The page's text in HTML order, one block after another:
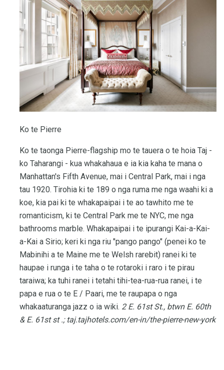
Ko te Pierre
Ko te taonga Pierre-flagship mo te tauera o te hoia Taj -
ko Taharangi - kua whakahaua e ia kia kaha te mana o
Manhattan's Fifth Avenue, mai i Central Park, mai i nga
tau 1920. Tirohia ki te 189 o nga ruma me nga waahi ki a
koe, kia pai ki te whakapaipai i te ao tawhito me te
romanticism, ki te Central Park me te NYC, me nga
bathrooms marble. Whakapaipai i te ipurangi Kai-a-Kai-
a-Kai a Sirio; keri ki nga riu "pango pango" (penei ko te
Mabinihi a te Maine me te Welsh rarebit) ranei ki te
haupae i runga i te taha o te rotaroki i raro i te pirau
taraiwa; ka tuhi ranei i tetahi tihi-tea-rua-rua ranei, i te
papa e rua o te E / Paari, me te raupapa o nga
whakaaturanga jazz o ia wiki. 2 E. 61st St., btwn E. 60th
& E. 61st st .; taj.tajhotels.com/en-in/the-pierre-new-york